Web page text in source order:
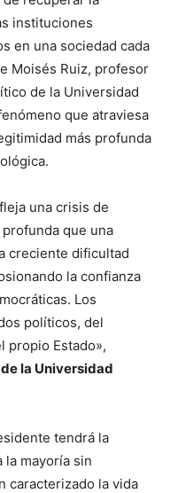
instituciones
en una sociedad cada
Moisés Ruiz, profesor
de la Universidad
que atraviesa
más profunda
una crisis de
que una
creciente dificultad
la confianza
Los
políticos, del
propio Estado»,
de la Universidad
tendrá la
la mayoría sin
caracterizado la vida